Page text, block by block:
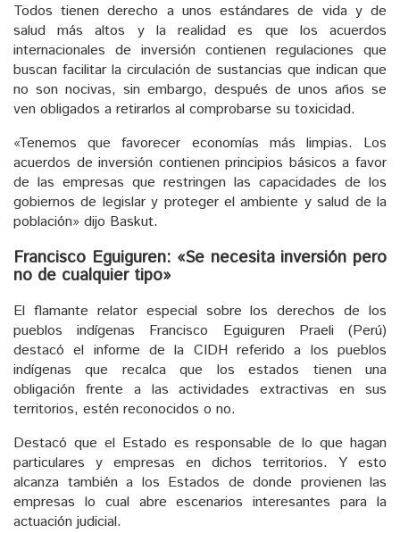
Todos tienen derecho a unos estándares de vida y de
salud más altos y la realidad es que los acuerdos
internacionales de inversión contienen regulaciones que
buscan facilitar la circulación de sustancias que indican que
no son nocivas, sin embargo, después de unos años se
ven obligados a retirarlos al comprobarse su toxicidad.
«Tenemos que favorecer economías más limpias. Los
acuerdos de inversión contienen principios básicos a favor
de las empresas que restringen las capacidades de los
gobiernos de legislar y proteger el ambiente y salud de la
población» dijo Baskut.
Francisco Eguiguren: «Se necesita inversión pero
no de cualquier tipo»
El flamante relator especial sobre los derechos de los
pueblos indígenas Francisco Eguiguren Praeli (Perú)
destacó el informe de la CIDH referido a los pueblos
indígenas que recalca que los estados tienen una
obligación frente a las actividades extractivas en sus
territorios, estén reconocidos o no.
Destacó que el Estado es responsable de lo que hagan
particulares y empresas en dichos territorios. Y esto
alcanza también a los Estados de donde provienen las
empresas lo cual abre escenarios interesantes para la
actuación judicial.